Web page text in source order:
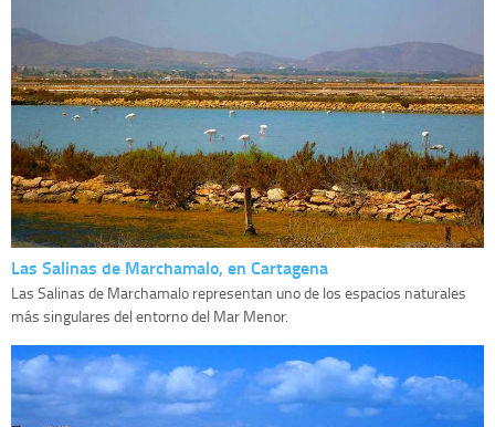
Las Salinas de Marchamalo, en Cartagena
Las Salinas de Marchamalo representan uno de los espacios naturales
más singulares del entorno del Mar Menor.